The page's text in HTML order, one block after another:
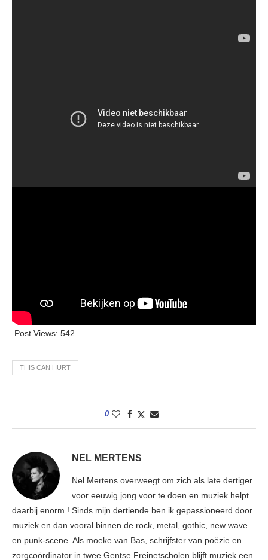
Post Views: 542
THIS CAN HURT
0
NEL MERTENS
Nel Mertens overweegt om zich als late dertiger
voor eeuwig jong voor te doen en muziek helpt
daarbij enorm ! Sinds mijn dertiende ben ik gepassioneerd door
muziek en dan vooral binnen de rock, metal, gothic, new wave
en punk-scene. Als moeke van Bas, schrijfster van poëzie en
zorgcoördinator in twee Gentse Freinetscholen blijft muziek een